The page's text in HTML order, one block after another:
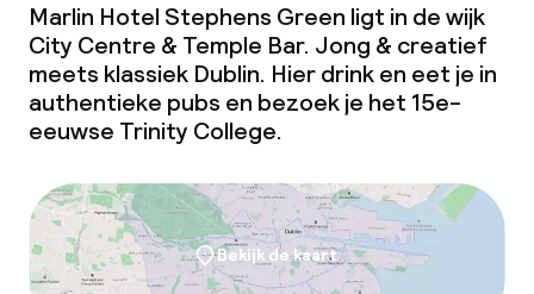
Marlin Hotel Stephens Green ligt in de wijk
City Centre & Temple Bar. Jong & creatief
meets klassiek Dublin. Hier drink en eet je in
authentieke pubs en bezoek je het 15e-
eeuwse Trinity College.
Bekijk de kaart